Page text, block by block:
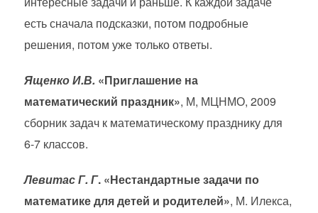
есть сначала подсказки, потом подробные
решения, потом уже только ответы.
Ященко И.В. «Приглашение на
математический праздник», М, МЦНМО, 2009
сборник задач к математическому празднику для
6-7 классов.
Левитас Г. Г. «Нестандартные задачи по
математике для детей и родителей», М. Илекса,